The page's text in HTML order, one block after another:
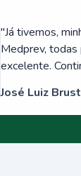
"Já tivemos,
Medprev,
excelente.
José Luiz